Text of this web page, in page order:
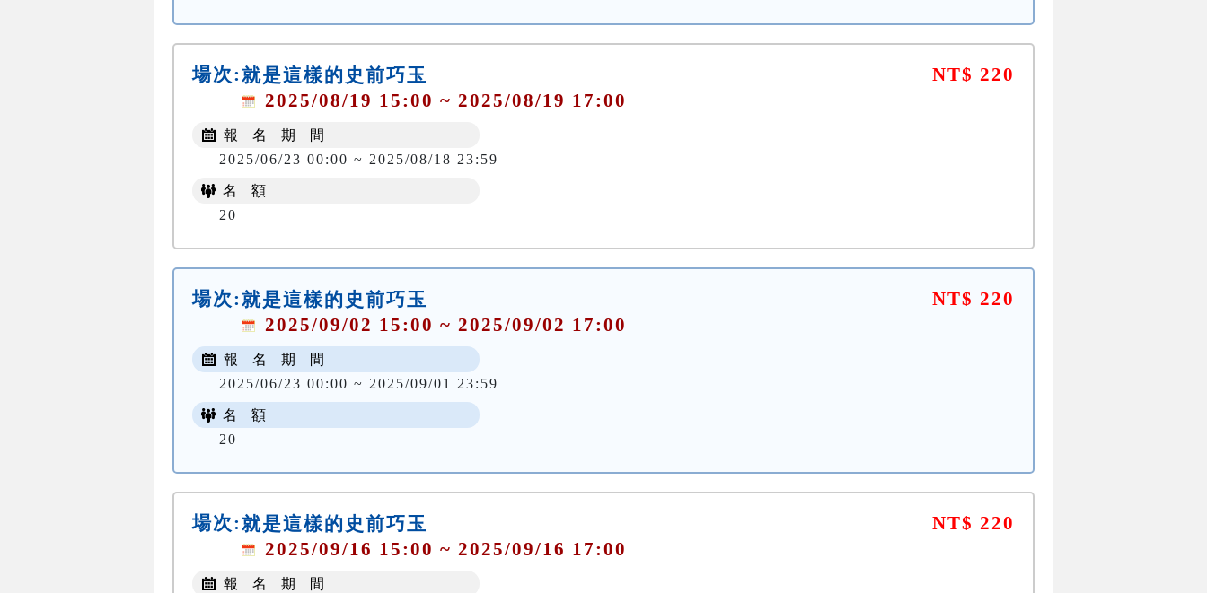
場次:就是這樣的史前巧玉
2025/08/19 15:00 ~ 2025/08/19 17:00
NT$ 220
報 名 期 間
2025/06/23 00:00 ~ 2025/08/18 23:59
名 額
20
場次:就是這樣的史前巧玉
2025/09/02 15:00 ~ 2025/09/02 17:00
NT$ 220
報 名 期 間
2025/06/23 00:00 ~ 2025/09/01 23:59
名 額
20
場次:就是這樣的史前巧玉
2025/09/16 15:00 ~ 2025/09/16 17:00
NT$ 220
報 名 期 間